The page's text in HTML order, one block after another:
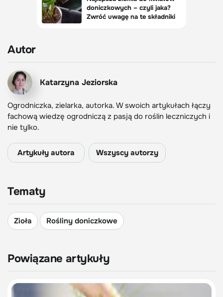
Autor
Katarzyna Jeziorska
Ogrodniczka, zielarka, autorka. W swoich artykułach łączy
fachową wiedzę ogrodniczą z pasją do roślin leczniczych i
nie tylko.
Artykuły autora Wszyscy autorzy
Tematy
Zioła Rośliny doniczkowe
Powiązane artykuły